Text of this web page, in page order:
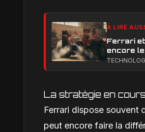
À LIRE
Ferrari
encore
La stratégie en
Ferrari dispose souvent
peut encore faire la